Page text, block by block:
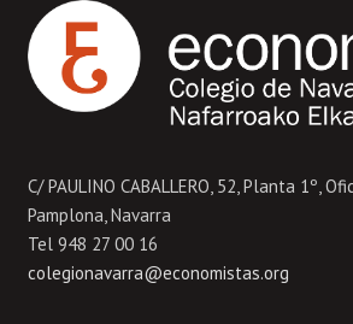
C/ PAULINO CABALLERO, 52, Planta 1º,
Pamplona, Navarra
Tel 948 27 00 16
colegionavarra@economistas.org